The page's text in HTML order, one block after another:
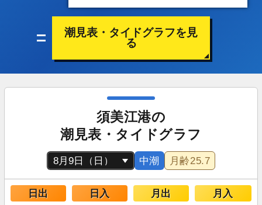
潮見表・タイドグラフを見
る
須美江港の
潮見表・タイドグラフ
中潮 月齢25.7
日出 日入 月出 月入